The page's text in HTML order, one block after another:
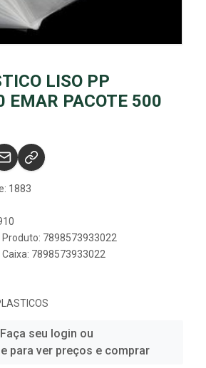
LISO PP
EMAR PACOTE 500
1883
Produto: 7898573933022
7898573933022
Faça seu login ou
para ver preços e comprar